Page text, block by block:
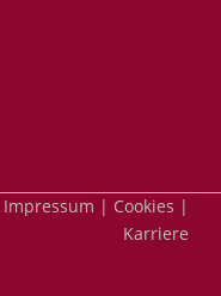
Impressum
Cookies
Karriere